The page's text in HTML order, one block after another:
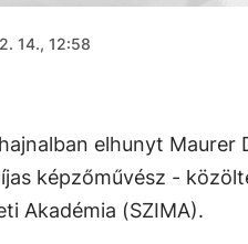
14., 12:58
elhunyt Maurer
képzőművész -
Akadémia (SZIMA).